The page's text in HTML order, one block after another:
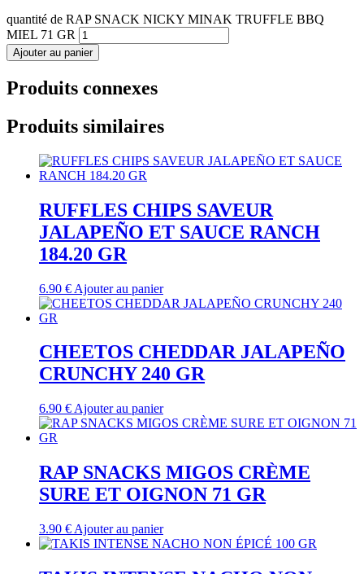
quantité de RAP SNACK NICKY MINAK TRUFFLE BBQ
MIEL 71 GR
Ajouter au panier
Produits connexes
Produits similaires
RUFFLES CHIPS SAVEUR
JALAPEÑO ET SAUCE RANCH
184.20 GR
6.90 € Ajouter au panier
CHEETOS CHEDDAR JALAPEÑO
CRUNCHY 240 GR
6.90 € Ajouter au panier
RAP SNACKS MIGOS CRÈME
SURE ET OIGNON 71 GR
3.90 € Ajouter au panier